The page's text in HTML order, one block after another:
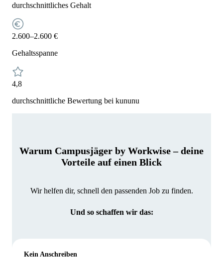
durchschnittliches Gehalt
2.600–2.600 €
Gehaltsspanne
4,8
durchschnittliche Bewertung bei kununu
Warum Campusjäger by Workwise – deine
Vorteile auf einen Blick
Wir helfen dir, schnell den passenden Job zu finden.
Und so schaffen wir das:
Kein Anschreiben